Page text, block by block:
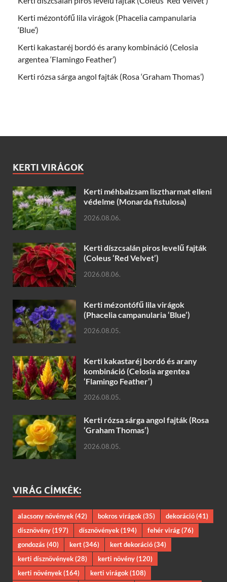
Kerti mézontófű lila virágok (Phacelia campanularia
‘Blue’)
Kerti kakastaréj bordó és arany kombináció (Celosia
argentea ‘Flamingo Feather’)
Kerti rózsa sárga angol fajták (Rosa ‘Graham Thomas’)
KERTI VIRÁGOK
Kerti méhbalzsam lisztharmat elleni
védelme (Monarda fistulosa)
2026.08.06.
Kerti díszcsalán piros levelű fajták
(Coleus ‘Red Velvet’)
2026.08.06.
Kerti mézontófű lila virágok
(Phacelia campanularia ‘Blue’)
2026.08.05.
Kerti kakastaréj bordó és arany
kombináció (Celosia argentea
‘Flamingo Feather’)
2026.08.05.
Kerti rózsa sárga angol fajták (Rosa
‘Graham Thomas’)
2026.08.05.
VIRÁG CÍMKÉK:
alacsony növények(42) bokros virágok(35) dekoráció(41)
dísznövény(197) dísznövények(194) fehér virág(76)
gondozás(40) kert(346) kert dekoráció(34)
kerti dísznövények(28) kerti növény(120)
kerti növények(164) kerti virágok(108)